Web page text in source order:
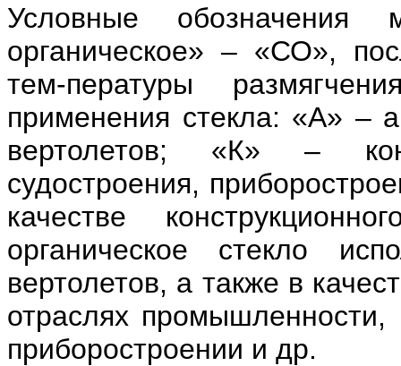
Условные
органическое» – «СО»,
тем-пературы
применения стекла: «А» –
вертолетов; «К» –
судостроения,
качестве
органическое стекло
вертолетов, а также в
отраслях
приборостроении и др.